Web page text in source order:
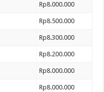
Rp8.000.000
Rp8.500.000
Rp8.300.000
Rp8.200.000
Rp8.000.000
Rp8.000.000